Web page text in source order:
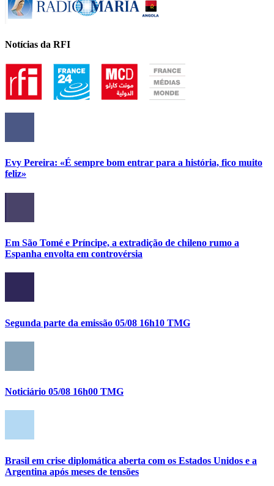
Notícias da RFI
Evy Pereira: «É sempre bom entrar para a história, fico muito
feliz»
Em São Tomé e Príncipe, a extradição de chileno rumo a
Espanha envolta em controvérsia
Segunda parte da emissão 05/08 16h10 TMG
Noticiário 05/08 16h00 TMG
Brasil em crise diplomática aberta com os Estados Unidos e a
Argentina após meses de tensões